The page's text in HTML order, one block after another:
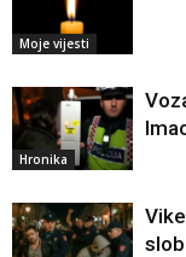
Moje vijesti
Hronika